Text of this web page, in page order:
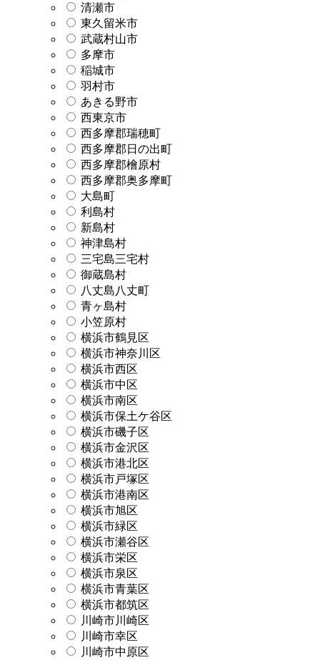
清瀬市
東久留米市
武蔵村山市
多摩市
稲城市
羽村市
あきる野市
西東京市
西多摩郡瑞穂町
西多摩郡日の出町
西多摩郡檜原村
西多摩郡奥多摩町
大島町
利島村
新島村
神津島村
三宅島三宅村
御蔵島村
八丈島八丈町
青ヶ島村
小笠原村
横浜市鶴見区
横浜市神奈川区
横浜市西区
横浜市中区
横浜市南区
横浜市保土ケ谷区
横浜市磯子区
横浜市金沢区
横浜市港北区
横浜市戸塚区
横浜市港南区
横浜市旭区
横浜市緑区
横浜市瀬谷区
横浜市栄区
横浜市泉区
横浜市青葉区
横浜市都筑区
川崎市川崎区
川崎市幸区
川崎市中原区